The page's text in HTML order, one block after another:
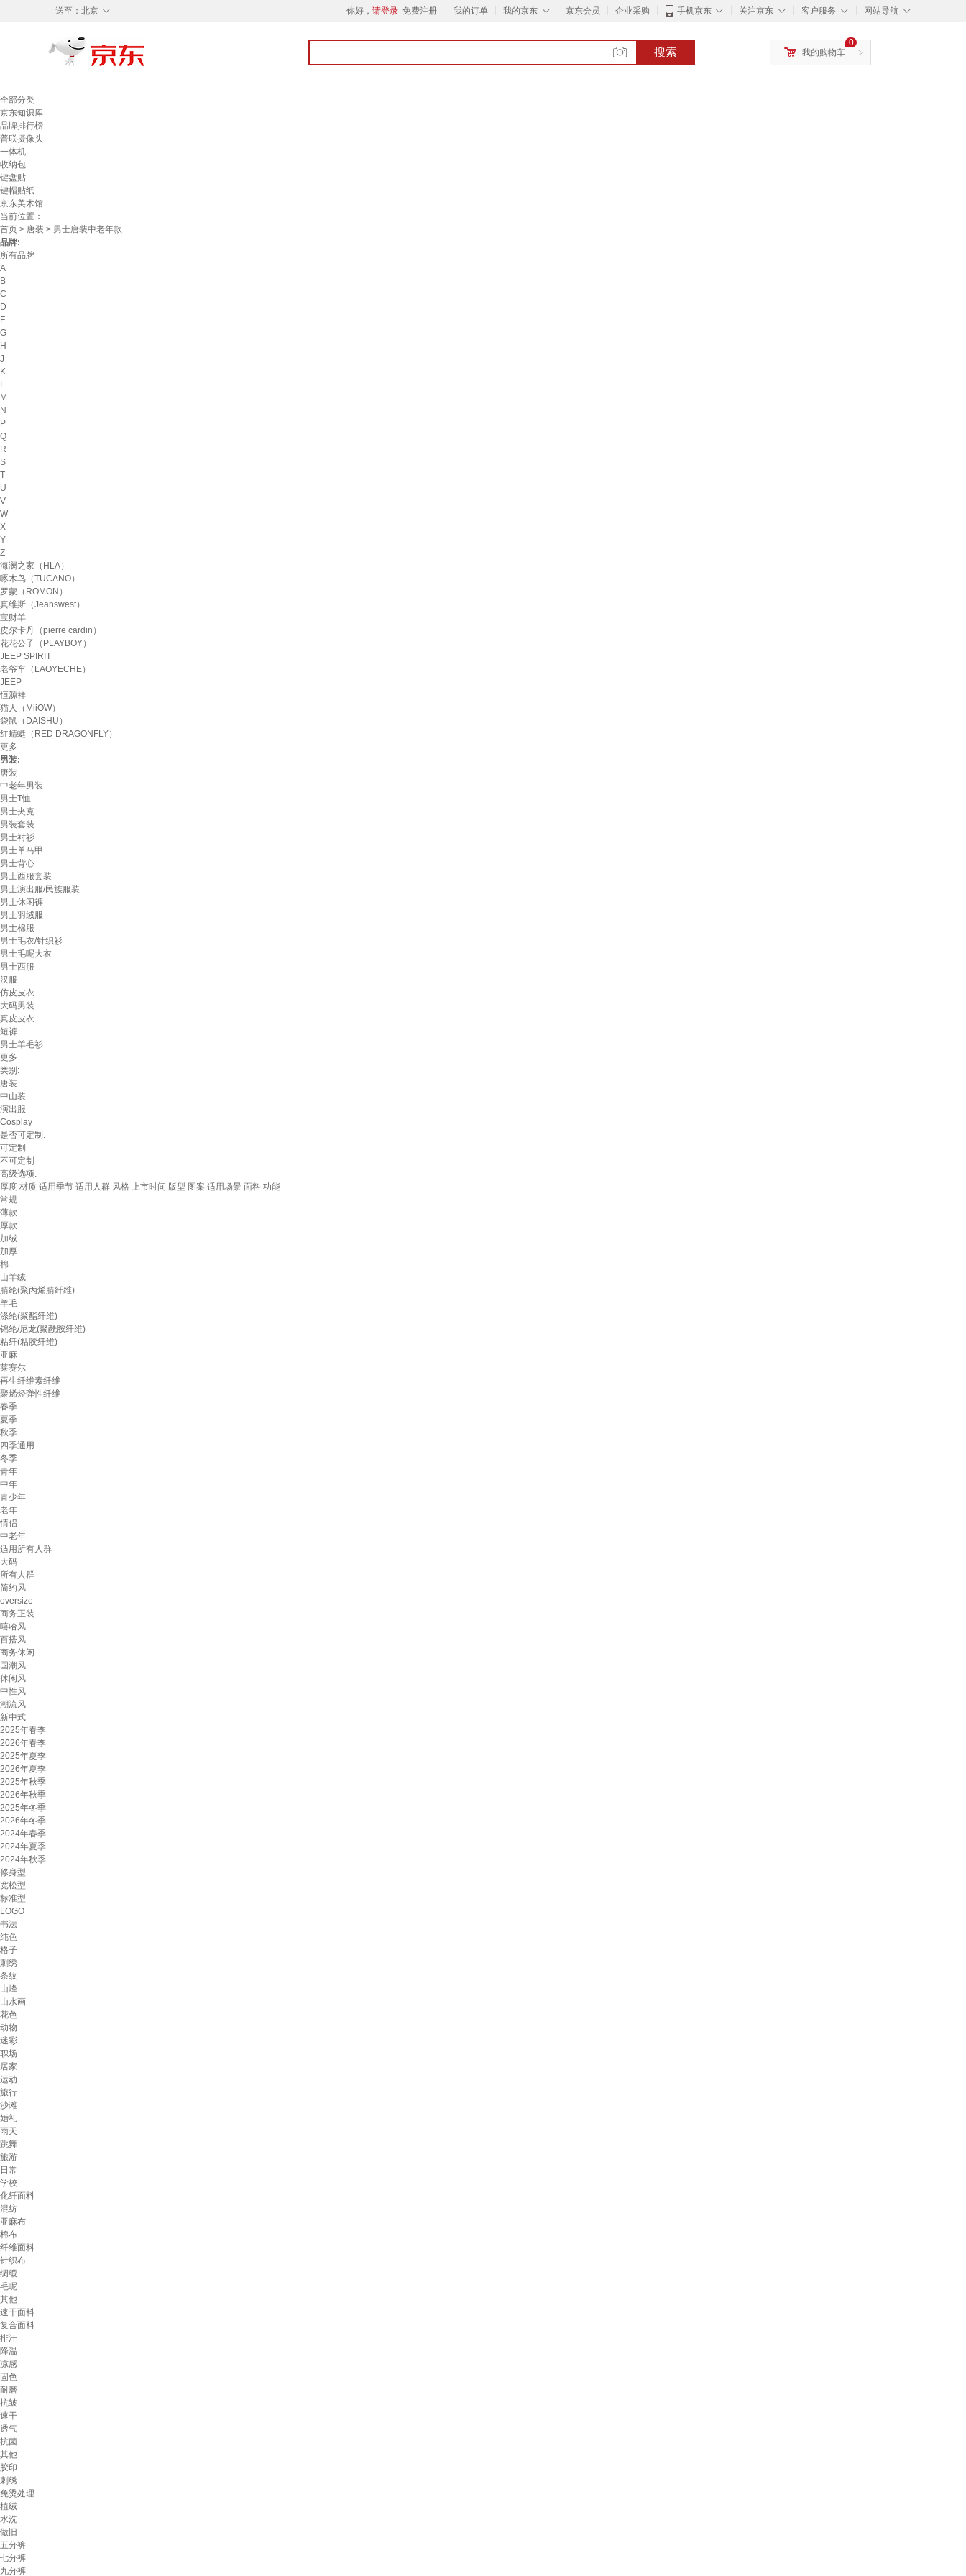
◇
送至： 北京 你好， 请登录 免费注册 我的订单 ◇
我的京东 京东会员 企业采购 ◇
手机京东 ◇
关注京东 ◇
客户服务 ◇
网站导航
搜索 >
0
我的购物车
全部分类
京东知识库
品牌排行榜
普联摄像头
一体机
收纳包
键盘贴
键帽贴纸
京东美术馆
当前位置：
首页 > 唐装 > 男士唐装中老年款
品牌:
所有品牌
A
B
C
D
F
G
H
J
K
L
M
N
P
Q
R
S
T
U
V
W
X
Y
Z
海澜之家（HLA）
啄木鸟（TUCANO）
罗蒙（ROMON）
真维斯（Jeanswest）
宝财羊
皮尔卡丹（pierre cardin）
花花公子（PLAYBOY）
JEEP SPIRIT
老爷车（LAOYECHE）
JEEP
恒源祥
猫人（MiiOW）
袋鼠（DAISHU）
红蜻蜓（RED DRAGONFLY）
更多
男装:
唐装
中老年男装
男士T恤
男士夹克
男装套装
男士衬衫
男士单马甲
男士背心
男士西服套装
男士演出服/民族服装
男士休闲裤
男士羽绒服
男士棉服
男士毛衣/针织衫
男士毛呢大衣
男士西服
汉服
仿皮皮衣
大码男装
真皮皮衣
短裤
男士羊毛衫
更多
类别:
唐装
中山装
演出服
Cosplay
是否可定制:
可定制
不可定制
高级选项:
厚度 材质 适用季节 适用人群 风格 上市时间 版型 图案 适用场景 面料 功能
常规
薄款
厚款
加绒
加厚
棉
山羊绒
腈纶(聚丙烯腈纤维)
羊毛
涤纶(聚酯纤维)
锦纶/尼龙(聚酰胺纤维)
粘纤(粘胶纤维)
亚麻
莱赛尔
再生纤维素纤维
聚烯烃弹性纤维
春季
夏季
秋季
四季通用
冬季
青年
中年
青少年
老年
情侣
中老年
适用所有人群
大码
所有人群
简约风
oversize
商务正装
嘻哈风
百搭风
商务休闲
国潮风
休闲风
中性风
潮流风
新中式
2025年春季
2026年春季
2025年夏季
2026年夏季
2025年秋季
2026年秋季
2025年冬季
2026年冬季
2024年春季
2024年夏季
2024年秋季
修身型
宽松型
标准型
LOGO
书法
纯色
格子
刺绣
条纹
山峰
山水画
花色
动物
迷彩
职场
居家
运动
旅行
沙滩
婚礼
雨天
跳舞
旅游
日常
学校
化纤面料
混纺
亚麻布
棉布
纤维面料
针织布
绸缎
毛呢
其他
速干面料
复合面料
排汗
降温
凉感
固色
耐磨
抗皱
速干
透气
抗菌
其他
胶印
刺绣
免烫处理
植绒
水洗
做旧
五分裤
七分裤
九分裤